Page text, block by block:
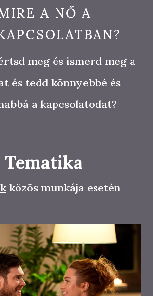
A NŐ A
meg és ismerd meg a
és tedd könnyebbé és
a kapcsolatodat?
Tematika
közös munkája esetén